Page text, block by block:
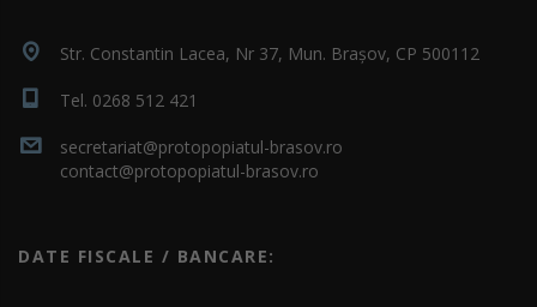
Str. Constantin Lacea, Nr 37, Mun. Brașov, CP 500112
Tel. 0268 512 421
secretariat@protopopiatul-brasov.ro
contact@protopopiatul-brasov.ro
DATE FISCALE / BANCARE: